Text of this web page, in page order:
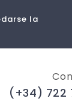
la
(+34) 722